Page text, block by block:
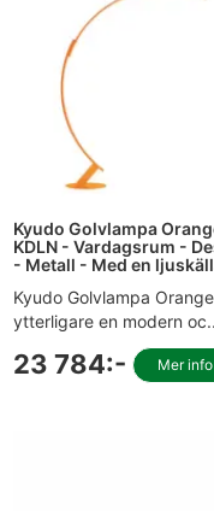
Kyudo Golvlampa
KDLN - Vardagsrum -
- Metall - Med en
Kyudo Golvlampa
ytterligare en modern
23 784:- Mer